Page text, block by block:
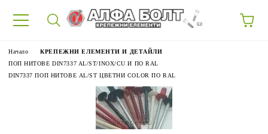
Начало
КРЕПЕЖНИ ЕЛЕМЕНТИ И ДЕТАЙЛИ
ПОП НИТОВЕ DIN7337 AL/ST/INOX/CU И ПО RAL
DIN7337 ПОП НИТОВЕ AL/ST ЦВЕТНИ COLOR ПО RAL